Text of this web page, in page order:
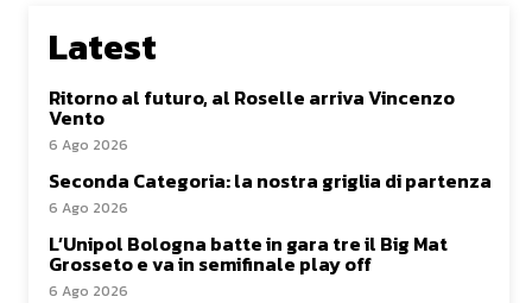
Latest
Ritorno al futuro, al Roselle arriva Vincenzo
Vento
6 Ago 2026
Seconda Categoria: la nostra griglia di partenza
6 Ago 2026
L’Unipol Bologna batte in gara tre il Big Mat
Grosseto e va in semifinale play off
6 Ago 2026